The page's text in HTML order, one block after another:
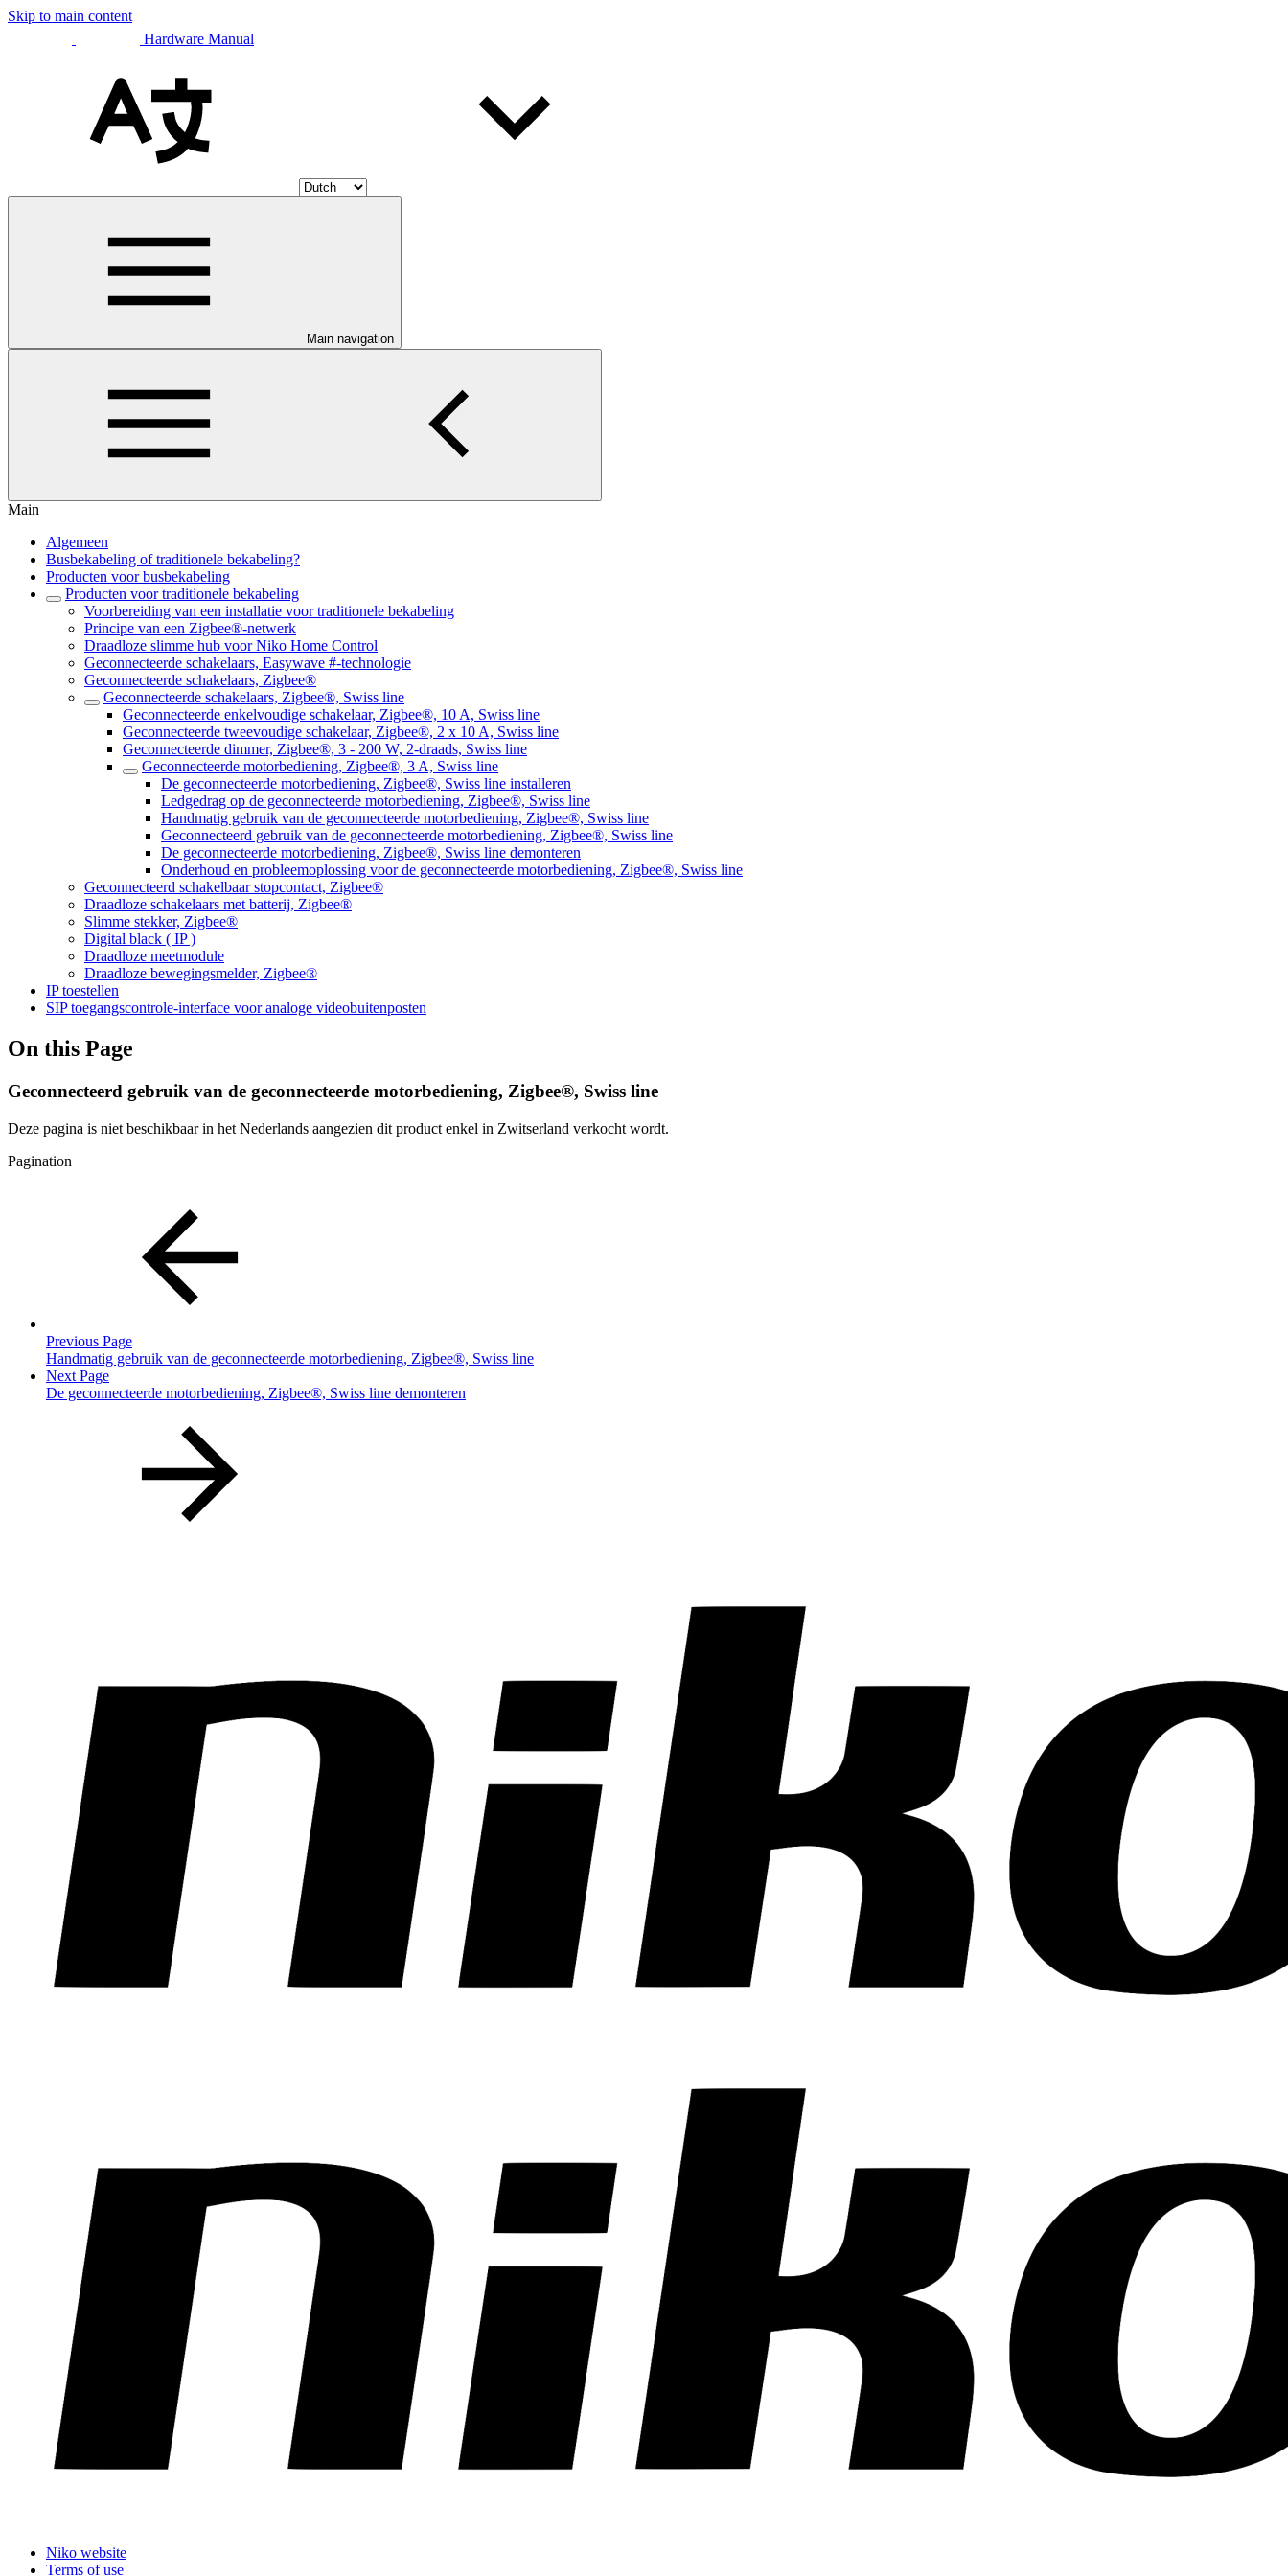
Skip to main content
Hardware Manual
Main navigation
Main
Algemeen
Busbekabeling of traditionele bekabeling?
Producten voor busbekabeling
Producten voor traditionele bekabeling
Voorbereiding van een installatie voor traditionele bekabeling
Principe van een Zigbee®-netwerk
Draadloze slimme hub voor Niko Home Control
Geconnecteerde schakelaars, Easywave #-technologie
Geconnecteerde schakelaars, Zigbee®
Geconnecteerde schakelaars, Zigbee®, Swiss line
Geconnecteerde enkelvoudige schakelaar, Zigbee®, 10 A, Swiss line
Geconnecteerde tweevoudige schakelaar, Zigbee®, 2 x 10 A, Swiss line
Geconnecteerde dimmer, Zigbee®, 3 - 200 W, 2-draads, Swiss line
Geconnecteerde motorbediening, Zigbee®, 3 A, Swiss line
De geconnecteerde motorbediening, Zigbee®, Swiss line installeren
Ledgedrag op de geconnecteerde motorbediening, Zigbee®, Swiss line
Handmatig gebruik van de geconnecteerde motorbediening, Zigbee®, Swiss line
Geconnecteerd gebruik van de geconnecteerde motorbediening, Zigbee®, Swiss line
De geconnecteerde motorbediening, Zigbee®, Swiss line demonteren
Onderhoud en probleemoplossing voor de geconnecteerde motorbediening, Zigbee®, Swiss line
Geconnecteerd schakelbaar stopcontact, Zigbee®
Draadloze schakelaars met batterij, Zigbee®
Slimme stekker, Zigbee®
Digital black ( IP )
Draadloze meetmodule
Draadloze bewegingsmelder, Zigbee®
IP toestellen
SIP toegangscontrole-interface voor analoge videobuitenposten
On this Page
Geconnecteerd gebruik van de geconnecteerde motorbediening, Zigbee®, Swiss line
Deze pagina is niet beschikbaar in het Nederlands aangezien dit product enkel in Zwitserland verkocht wordt.
Pagination
Previous Page
Handmatig gebruik van de geconnecteerde motorbediening, Zigbee®, Swiss line
Next Page
De geconnecteerde motorbediening, Zigbee®, Swiss line demonteren
Niko website
Terms of use